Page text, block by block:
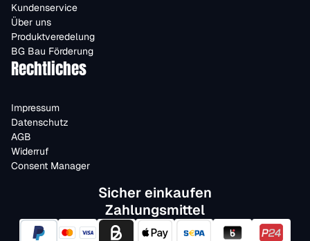
Kundenservice
Über uns
Produktveredelung
BG Bau Förderung
Rechtliches
Impressum
Datenschutz
AGB
Widerruf
Consent Manager
Sicher einkaufen
Zahlungsmittel